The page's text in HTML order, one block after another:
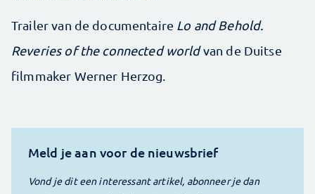
Trailer van de documentaire Lo and Behold.
Reveries of the connected worldvan de Duitse
filmmaker Werner Herzog.
Meld je aan voor de nieuwsbrief
Vond je dit een interessant artikel, abonneer je dan